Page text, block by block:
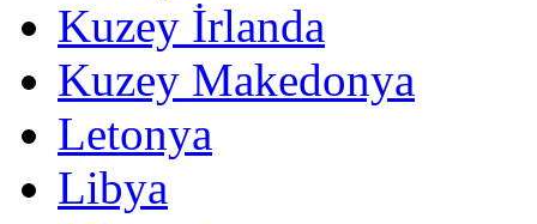
Kuzey İrlanda
Kuzey Makedonya
Letonya
Libya